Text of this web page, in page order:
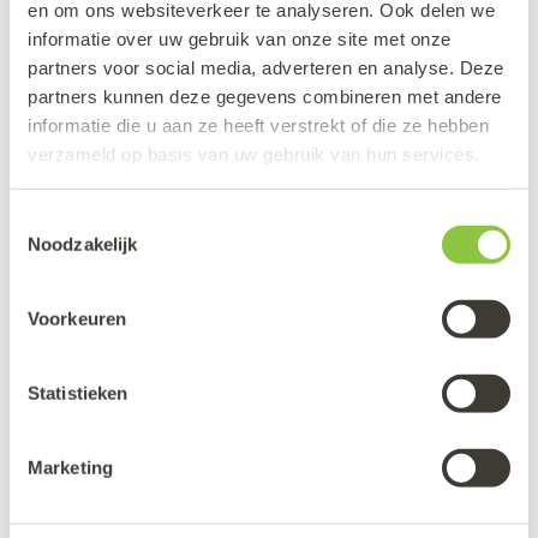
en om ons websiteverkeer te analyseren. Ook delen we
informatie over uw gebruik van onze site met onze
partners voor social media, adverteren en analyse. Deze
partners kunnen deze gegevens combineren met andere
informatie die u aan ze heeft verstrekt of die ze hebben
verzameld op basis van uw gebruik van hun services.
Noodzakelijk
Voorkeuren
Statistieken
Marketing
behaalde resultaten.
AccountabilityHet gesprek over wat deze
informatie betekent en hoe het zich verhoudt
met alle andere zaken die je weet en hoe deze
alleen vinken (accounting) maar ook vonken
heeft het over een slim
en slank informatiearrangement (op de
lumpsumbekostiging), met minder bureaucratie